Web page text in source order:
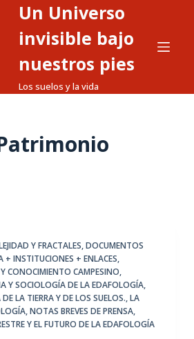
Un Universo
invisible bajo
nuestros pies
Los suelos y la vida
Y FRACTALES,DOCUMENTOS
+ INSTITUCIONES + ENLACES,
CONOCIMIENTO CAMPESINO,
Y SOCIOLOGÍA DE LA EDAFOLOGÍA,
LA TIERRA Y DE LOS SUELOS.,LA
,NOTAS BREVES DE PRENSA,
Y EL FUTURO DE LA EDAFOLOGÍA